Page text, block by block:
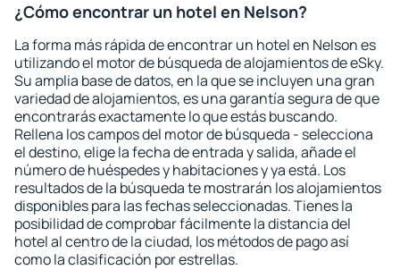
¿Cómo encontrar un hotel en Nelson?
La forma más rápida de encontrar un hotel en Nelson es
utilizando el motor de búsqueda de alojamientos de eSky.
Su amplia base de datos, en la que se incluyen una gran
variedad de alojamientos, es una garantía segura de que
encontrarás exactamente lo que estás buscando.
Rellena los campos del motor de búsqueda - selecciona
el destino, elige la fecha de entrada y salida, añade el
número de huéspedes y habitaciones y ya está. Los
resultados de la búsqueda te mostrarán los alojamientos
disponibles para las fechas seleccionadas. Tienes la
posibilidad de comprobar fácilmente la distancia del
hotel al centro de la ciudad, los métodos de pago así
como la clasificación por estrellas.